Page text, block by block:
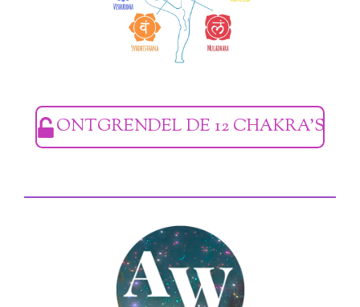
ONTGRENDEL DE 12 CHAKRA'S